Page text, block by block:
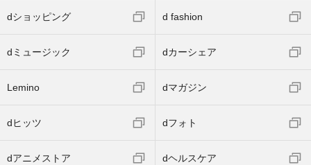
dショッピング d fashion
dミュージック dカーシェア
Lemino dマガジン
dヒッツ dフォト
dアニメストア dヘルスケア